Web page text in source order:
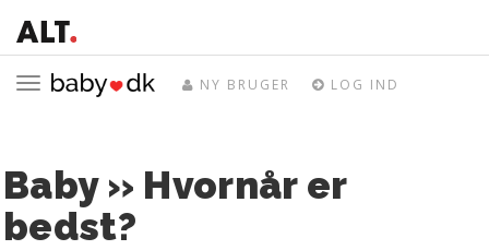
Toggle
NY BRUGER LOG IND
Baby » Hvornår er
bedst?